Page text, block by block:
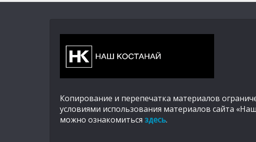
Копирование и перепечатка материалов
условиями использования материалов сайта
можно ознакомиться здесь.